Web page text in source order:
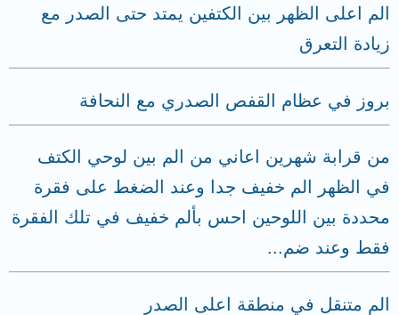
الم اعلى الظهر بين الكتفين يمتد حتى الصدر مع
زيادة التعرق
بروز في عظام القفص الصدري مع النحافة
من قرابة شهرين اعاني من الم بين لوحي الكتف
في الظهر الم خفيف جدا وعند الضغط على فقرة
محددة بين اللوحين احس بألم خفيف في تلك الفقرة
فقط وعند ضم...
الم متنقل في منطقة اعلى الصدر